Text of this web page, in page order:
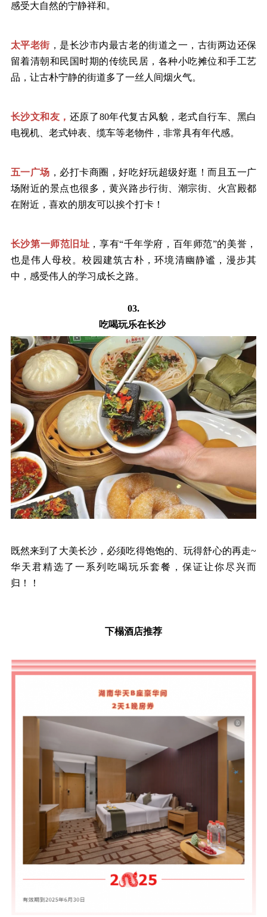
感受大自然的宁静祥和。
太平老街 ，是长沙市内最古老的街道之一，古街两边还保
留着清朝和民国时期的传统民居，各种小吃摊位和手工艺
品，让古朴宁静的街道多了一丝人间烟火气。
长沙文和友， 还原了80年代复古风貌，老式自行车、黑白
电视机、老式钟表、缆车等老物件，非常具有年代感。
五一广场 ，必打卡商圈，好吃好玩超级好逛！而且五一广
场附近的景点也很多，黄兴路步行街、潮宗街、火宫殿都
在附近，喜欢的朋友可以挨个打卡！
长沙第一师范旧址 ，享有“千年学府，百年师范”的美誉，
也是伟人母校。校园建筑古朴，环境清幽静谧，漫步其
中，感受伟人的学习成长之路。
03.
吃喝玩乐在长沙
既然来到了大美长沙，必须吃得饱饱的、玩得舒心的再走~
华天君精选了一系列吃喝玩乐套餐，保证让你尽兴而
归！！
下榻酒店推荐